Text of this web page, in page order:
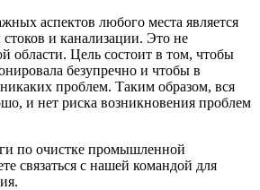
аспектов любого места является
и канализации. Это не
области. Цель состоит в том, чтобы
безупречно и чтобы в
проблем. Таким образом, вся
и нет риска возникновения проблем
по очистке промышленной
связаться с нашей командой для